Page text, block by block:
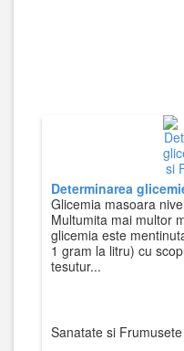
Determinarea
Glicemia masoara
Multumita mai multor
glicemia este
1 gram la litru) cu
tesutur...
Sanatate si